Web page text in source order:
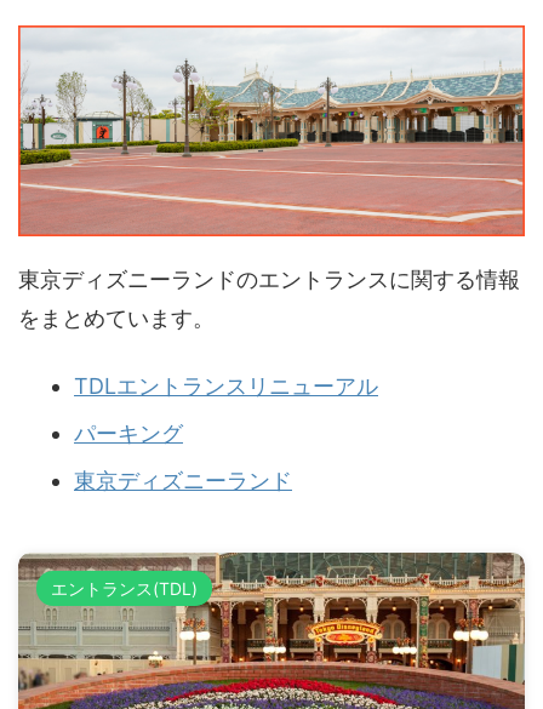
東京ディズニーランドのエントランスに関する情報
をまとめています。
TDLエントランスリニューアル
パーキング
東京ディズニーランド
エントランス(TDL)